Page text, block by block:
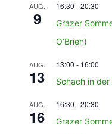
AUG.
9
16:30 -20:30
Grazer
O’Brien)
AUG.
13
13:00 - 16:00
Schach in der
AUG.
16
16:30 -20:30
Grazer